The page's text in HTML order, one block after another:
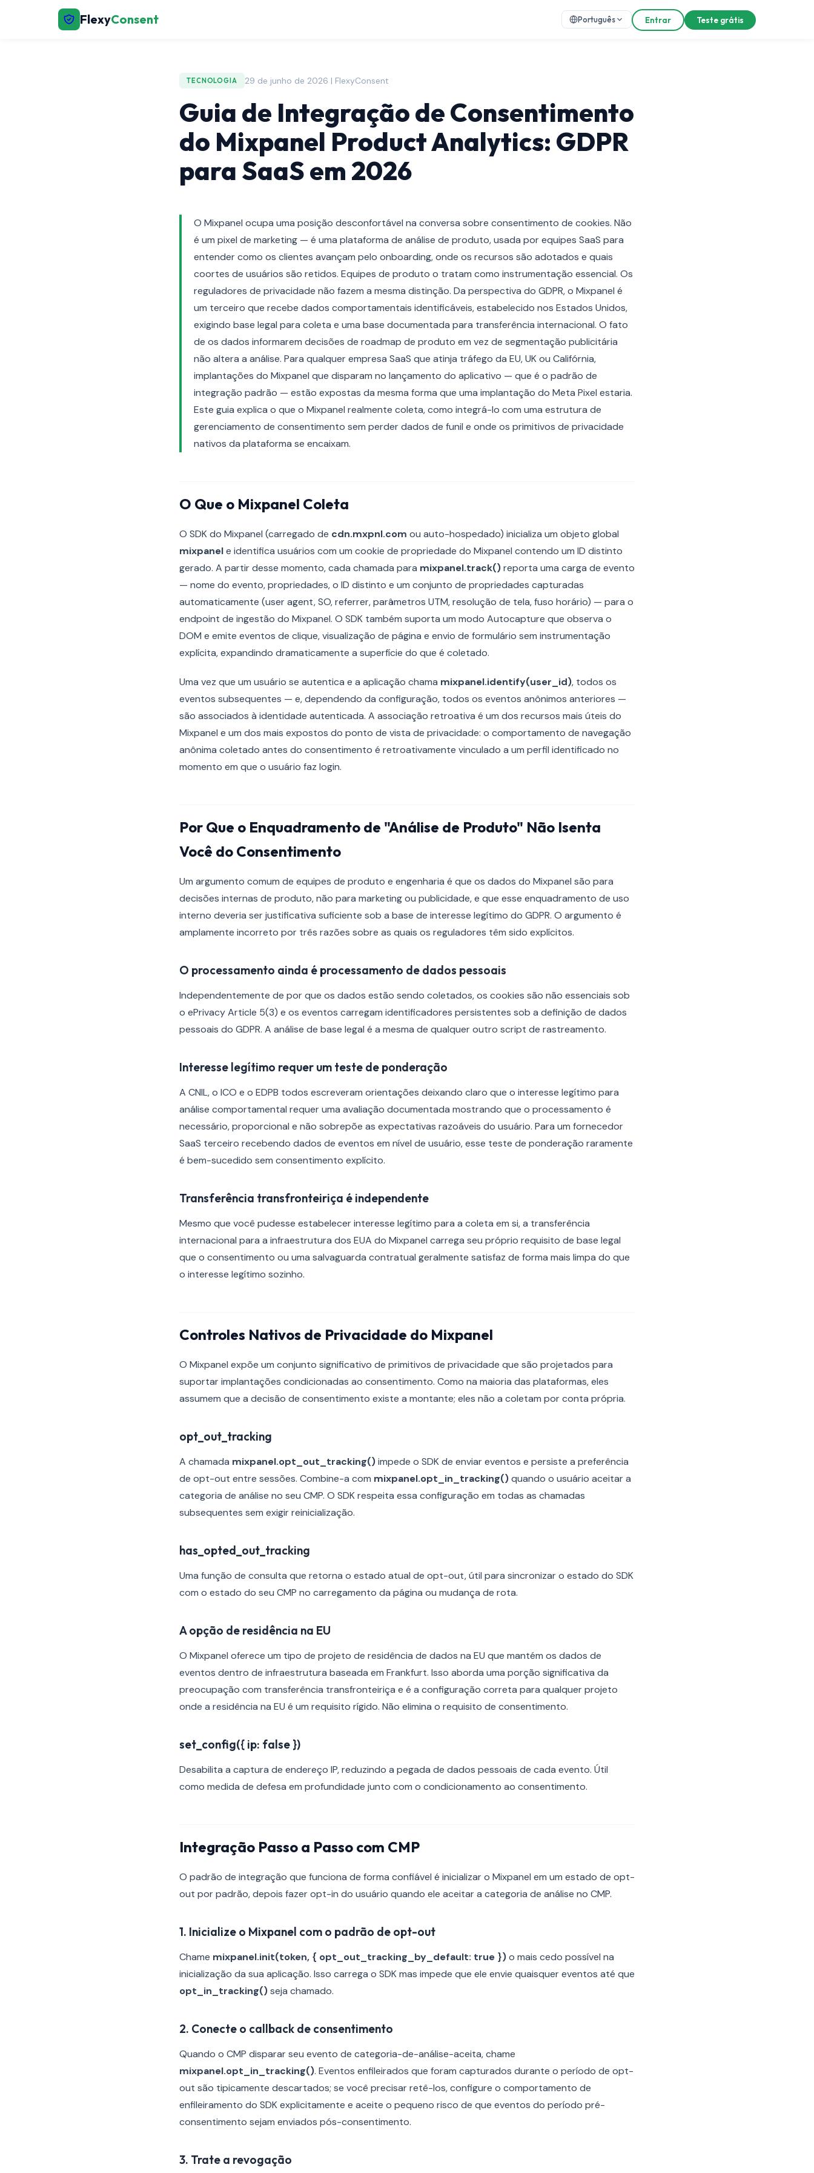
FlexyConsent Português Entrar Teste grátis
TECNOLOGIA 29 de junho de 2026 | FlexyConsent
Guia de Integração de Consentimento
do Mixpanel Product Analytics: GDPR
para SaaS em 2026
O Mixpanel ocupa uma posição desconfortável na conversa sobre consentimento de cookies. Não
é um pixel de marketing — é uma plataforma de análise de produto, usada por equipes SaaS para
entender como os clientes avançam pelo onboarding, onde os recursos são adotados e quais
coortes de usuários são retidos. Equipes de produto o tratam como instrumentação essencial. Os
reguladores de privacidade não fazem a mesma distinção. Da perspectiva do GDPR, o Mixpanel é
um terceiro que recebe dados comportamentais identificáveis, estabelecido nos Estados Unidos,
exigindo base legal para coleta e uma base documentada para transferência internacional. O fato
de os dados informarem decisões de roadmap de produto em vez de segmentação publicitária
não altera a análise. Para qualquer empresa SaaS que atinja tráfego da EU, UK ou Califórnia,
implantações do Mixpanel que disparam no lançamento do aplicativo — que é o padrão de
integração padrão — estão expostas da mesma forma que uma implantação do Meta Pixel estaria.
Este guia explica o que o Mixpanel realmente coleta, como integrá-lo com uma estrutura de
gerenciamento de consentimento sem perder dados de funil e onde os primitivos de privacidade
nativos da plataforma se encaixam.
O Que o Mixpanel Coleta
O SDK do Mixpanel (carregado de cdn.mxpnl.com ou auto-hospedado) inicializa um objeto global
mixpanele identifica usuários com um cookie de propriedade do Mixpanel contendo um ID distinto
gerado. A partir desse momento, cada chamada para mixpanel.track()reporta uma carga de evento
— nome do evento, propriedades, o ID distinto e um conjunto de propriedades capturadas
automaticamente (user agent, SO, referrer, parâmetros UTM, resolução de tela, fuso horário) — para o
endpoint de ingestão do Mixpanel. O SDK também suporta um modo Autocapture que observa o
DOM e emite eventos de clique, visualização de página e envio de formulário sem instrumentação
explícita, expandindo dramaticamente a superfície do que é coletado.
Uma vez que um usuário se autentica e a aplicação chama mixpanel.identify(user_id), todos os
eventos subsequentes — e, dependendo da configuração, todos os eventos anônimos anteriores —
são associados à identidade autenticada. A associação retroativa é um dos recursos mais úteis do
Mixpanel e um dos mais expostos do ponto de vista de privacidade: o comportamento de navegação
anônima coletado antes do consentimento é retroativamente vinculado a um perfil identificado no
momento em que o usuário faz login.
Por Que o Enquadramento de "Análise de Produto" Não Isenta
Você do Consentimento
Um argumento comum de equipes de produto e engenharia é que os dados do Mixpanel são para
decisões internas de produto, não para marketing ou publicidade, e que esse enquadramento de uso
interno deveria ser justificativa suficiente sob a base de interesse legítimo do GDPR. O argumento é
amplamente incorreto por três razões sobre as quais os reguladores têm sido explícitos.
O processamento ainda é processamento de dados pessoais
Independentemente de por que os dados estão sendo coletados, os cookies são não essenciais sob
o ePrivacy Article 5(3) e os eventos carregam identificadores persistentes sob a definição de dados
pessoais do GDPR. A análise de base legal é a mesma de qualquer outro script de rastreamento.
Interesse legítimo requer um teste de ponderação
A CNIL, o ICO e o EDPB todos escreveram orientações deixando claro que o interesse legítimo para
análise comportamental requer uma avaliação documentada mostrando que o processamento é
necessário, proporcional e não sobrepõe as expectativas razoáveis do usuário. Para um fornecedor
SaaS terceiro recebendo dados de eventos em nível de usuário, esse teste de ponderação raramente
é bem-sucedido sem consentimento explícito.
Transferência transfronteiriça é independente
Mesmo que você pudesse estabelecer interesse legítimo para a coleta em si, a transferência
internacional para a infraestrutura dos EUA do Mixpanel carrega seu próprio requisito de base legal
que o consentimento ou uma salvaguarda contratual geralmente satisfaz de forma mais limpa do que
o interesse legítimo sozinho.
Controles Nativos de Privacidade do Mixpanel
O Mixpanel expõe um conjunto significativo de primitivos de privacidade que são projetados para
suportar implantações condicionadas ao consentimento. Como na maioria das plataformas, eles
assumem que a decisão de consentimento existe a montante; eles não a coletam por conta própria.
opt_out_tracking
A chamada mixpanel.opt_out_tracking()impede o SDK de enviar eventos e persiste a preferência
de opt-out entre sessões. Combine-a com mixpanel.opt_in_tracking()quando o usuário aceitar a
categoria de análise no seu CMP. O SDK respeita essa configuração em todas as chamadas
subsequentes sem exigir reinicialização.
has_opted_out_tracking
Uma função de consulta que retorna o estado atual de opt-out, útil para sincronizar o estado do SDK
com o estado do seu CMP no carregamento da página ou mudança de rota.
A opção de residência na EU
O Mixpanel oferece um tipo de projeto de residência de dados na EU que mantém os dados de
eventos dentro de infraestrutura baseada em Frankfurt. Isso aborda uma porção significativa da
preocupação com transferência transfronteiriça e é a configuração correta para qualquer projeto
onde a residência na EU é um requisito rígido. Não elimina o requisito de consentimento.
set_config({ ip: false })
Desabilita a captura de endereço IP, reduzindo a pegada de dados pessoais de cada evento. Útil
como medida de defesa em profundidade junto com o condicionamento ao consentimento.
Integração Passo a Passo com CMP
O padrão de integração que funciona de forma confiável é inicializar o Mixpanel em um estado de opt-
out por padrão, depois fazer opt-in do usuário quando ele aceitar a categoria de análise no CMP.
1. Inicialize o Mixpanel com o padrão de opt-out
Chame mixpanel.init(token, { opt_out_tracking_by_default: true })o mais cedo possível na
inicialização da sua aplicação. Isso carrega o SDK mas impede que ele envie quaisquer eventos até que
opt_in_tracking()seja chamado.
2. Conecte o callback de consentimento
Quando o CMP disparar seu evento de categoria-de-análise-aceita, chame
mixpanel.opt_in_tracking(). Eventos enfileirados que foram capturados durante o período de opt-
out são tipicamente descartados; se você precisar retê-los, configure o comportamento de
enfileiramento do SDK explicitamente e aceite o pequeno risco de que eventos do período pré-
consentimento sejam enviados pós-consentimento.
3. Trate a revogação